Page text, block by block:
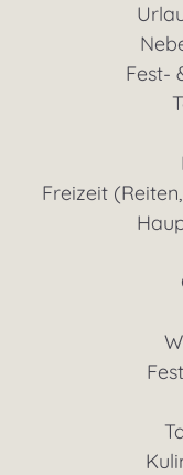
Fest-
Freizeit